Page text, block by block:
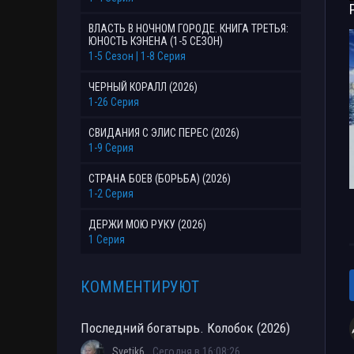
ВЛАСТЬ В НОЧНОМ ГОРОДЕ. КНИГА ТРЕТЬЯ:
ЮНОСТЬ КЭНЕНА (1-5 СЕЗОН)
1-5 Сезон | 1-8 Серия
ЧЕРНЫЙ КОРАЛЛ (2026)
1-26 Серия
СВИДАНИЯ С ЭЛИС ПЕРЕС (2026)
1-9 Серия
СТРАНА БОЕВ (БОРЬБА) (2026)
1-2 Серия
ДЕРЖИ МОЮ РУКУ (2026)
1 Серия
КОММЕНТИРУЮТ
Последний богатырь. Колобок (2026)